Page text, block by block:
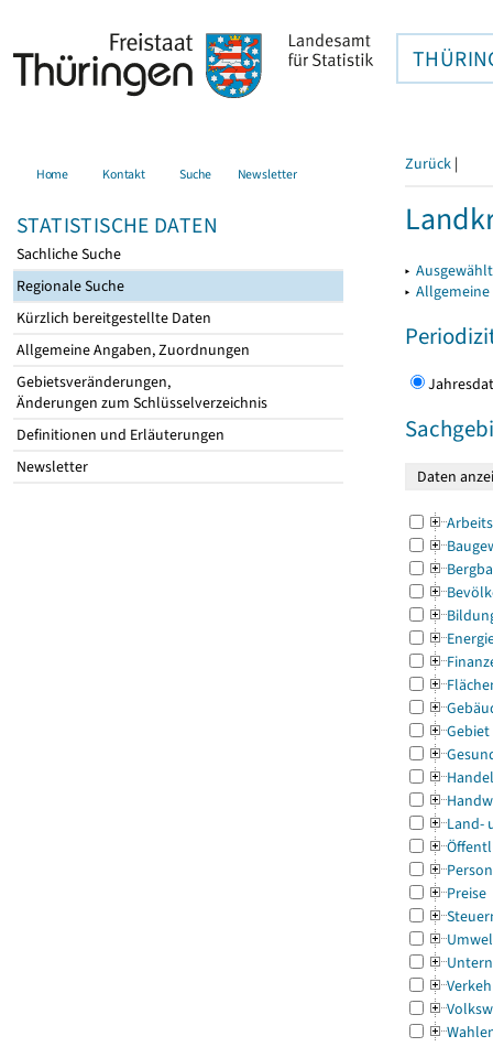
Home Kontakt Suche Newsletter
STATISTISCHE DATEN
Sachliche Suche
Regionale Suche
Kürzlich bereitgestellte Daten
Allgemeine Angaben, Zuordnungen
Gebietsveränderungen,
Änderungen zum Schlüsselverzeichnis
Definitionen und Erläuterungen
Newsletter
Zurück |
▸
▸
Gebiet
Land-
Preise